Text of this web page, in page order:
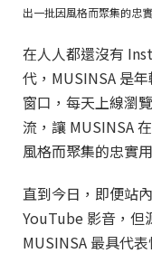
出一批因風格而聚集的忠
在人人都還沒有
代，MUSINSA 是
窗口，每天上線瀏
流，讓 MUSINSA
風格而聚集的忠實
直到今日，即便站
YouTube 影音，但
MUSINSA 最具代